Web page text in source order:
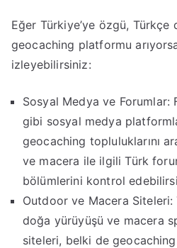
Eğer Türkiye’ye özgü,
geocaching platformu
izleyebilirsiniz:
Sosyal Medya ve Forumlar:
gibi sosyal medya
geocaching topluluklarını
ve macera ile ilgili Türk
bölümlerini kontrol
Outdoor ve Macera Siteleri:
doğa yürüyüşü ve macera
siteleri, belki de